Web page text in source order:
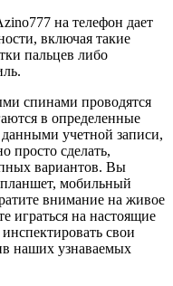
на телефон дает
включая такие
пальцев либо
спинами проводятся
в определенные
учетной записи,
просто сделать,
вариантов. Вы
мобильный
внимание на живое
играться на настоящие
свои
наших узнаваемых